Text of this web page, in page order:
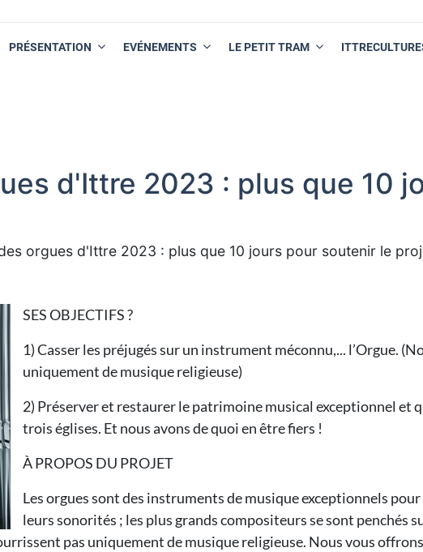
PRÉSENTATION EVÉNEMENTS LE PETIT TRAM
d'Ittre 2023 : plus que 10
orgues d'Ittre 2023 : plus que 10 jours pour soutenir le
SES OBJECTIFS ?
1) Casser les préjugés sur un instrument méconnu,... l’Orgue.
uniquement de musique religieuse)
2) Préserver et restaurer le patrimoine musical exceptionnel et
trois églises. Et nous avons de quoi en être fiers !
À PROPOS DU PROJET
Les orgues sont des instruments de musique exceptionnels
leurs sonorités ; les plus grands compositeurs se sont penchés
pas uniquement de musique religieuse. Nous vous